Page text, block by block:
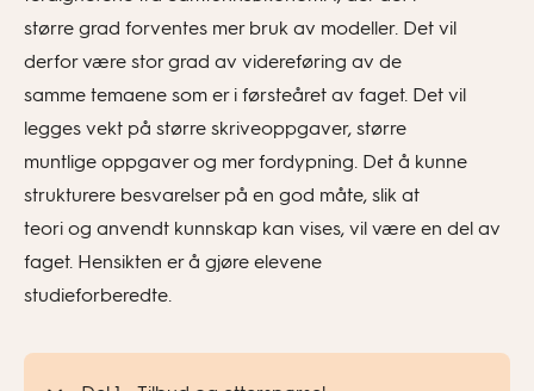
større grad forventes mer bruk av modeller. Det vil
derfor være stor grad av videreføring av de
samme temaene som er i førsteåret av faget. Det vil
legges vekt på større skriveoppgaver, større
muntlige oppgaver og mer fordypning. Det å kunne
strukturere besvarelser på en god måte, slik at
teori og anvendt kunnskap kan vises, vil være en del av
faget. Hensikten er å gjøre elevene
studieforberedte.